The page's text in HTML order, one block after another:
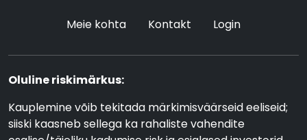
Meie kohta Kontakt Login
Oluline riskimärkus:
Kauplemine võib tekitada märkimisväärseid eeliseid;
siiski kaasneb sellega ka rahaliste vahendite